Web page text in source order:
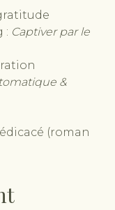
: Captiver par le
&
(roman